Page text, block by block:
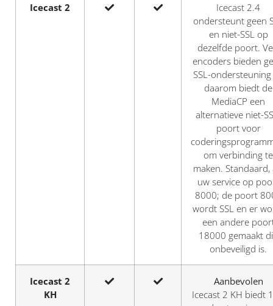
Icecast 2
Icecast 2.4
ondersteunt geen
en niet-SSL op
dezelfde poort.
encoders bieden
SSL-
daarom biedt de
MediaCP een
alternatieve niet-
poort voor
om verbinding te
maken. Standaard,
uw service op
8000; de poort
wordt SSL en er
een andere
18000 gemaakt
onbeveiligd is.
Icecast 2
KH
Aanbevolen
Icecast 2 KH biedt